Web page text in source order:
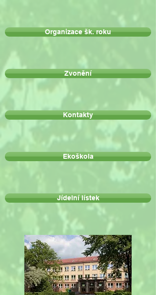
Organizace šk. roku
Zvonění
Kontakty
Ekoškola
Jídelní lístek